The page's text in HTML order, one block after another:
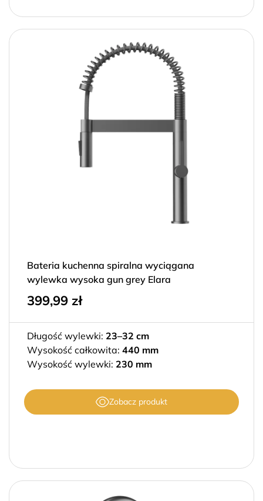
Bateria kuchenna spiralna wyciągana
wylewka wysoka gun grey Elara
399,99 zł
Długość wylewki: 23–32 cm
Wysokość całkowita: 440 mm
Wysokość wylewki: 230 mm
Zobacz produkt